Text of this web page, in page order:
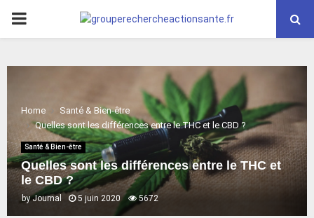
PRIMARY
Home
Santé & Bien-être
Quelles sont les différences entre le THC et le CBD ?
Santé & Bien-être
Quelles sont les différences entre le THC et
le CBD ?
byJournal 5 juin 2020 5672